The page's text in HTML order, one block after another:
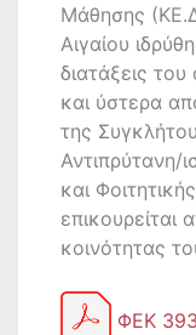
Μάθησης
Αιγαίου
διατάξεις
και ύστερα
της
και
επικουρείται
κοινότητας
ΦΕΚ